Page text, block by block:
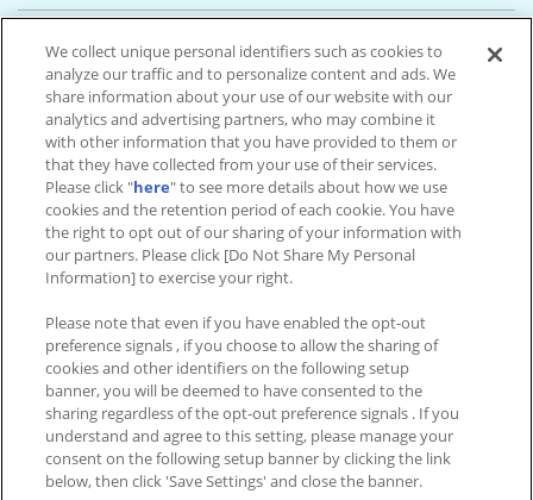
アミパラ佐世保
長崎県 佐世保市 大塔町 18-15
2台設置
GiGO 諫早
長崎県 諫早市 小川町 90-1
2台設置
G-pala 時津
2台設置
設置店舗情報TOP
We collect unique personal identifiers such as cookies to
analyze our traffic and to personalize content and ads. We
share information about your use of our website with our
analytics and advertising partners, who may combine it
with other information that you have provided to them or
that they have collected from your use of their services.
Please click "here" to see more details about how we use
cookies and the retention period of each cookie. You have
the right to opt out of our sharing of your information with
our partners. Please click [Do Not Share My Personal
Information] to exercise your right.
Please note that even if you have enabled the opt-out
preference signals , if you choose to allow the sharing of
cookies and other identifiers on the following setup
banner, you will be deemed to have consented to the
sharing regardless of the opt-out preference signals . If you
understand and agree to this setting, please manage your
consent on the following setup banner by clicking the link
below, then click 'Save Settings' and close the banner.